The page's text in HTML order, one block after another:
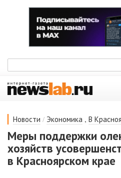
Новости / Экономика , В
Меры поддержки
хозяйств
в Красноярском крае